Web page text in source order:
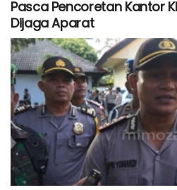
Pasca Pencoretan Kantor
Dijaga Aparat